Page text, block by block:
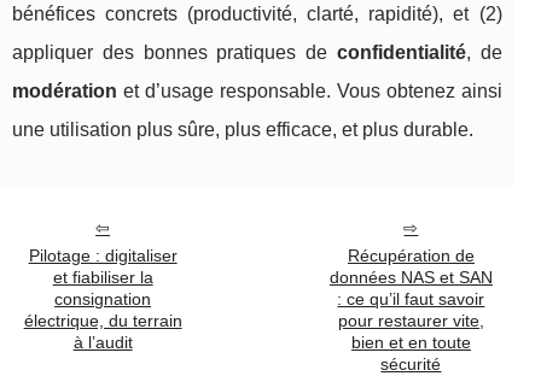
bénéfices concrets (productivité, clarté, rapidité), et (2)
appliquer des bonnes pratiques de confidentialité, de
modération et d’usage responsable. Vous obtenez ainsi
une utilisation plus sûre, plus efficace, et plus durable.
Pilotage : digitaliser
et fiabiliser la
consignation
électrique, du terrain
à l’audit
Récupération de
données NAS et SAN
: ce qu’il faut savoir
pour restaurer vite,
bien et en toute
sécurité